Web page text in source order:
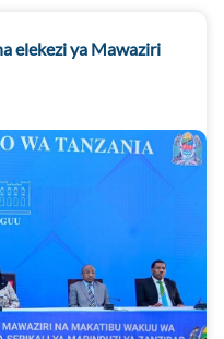
elekezi ya Mawaziri